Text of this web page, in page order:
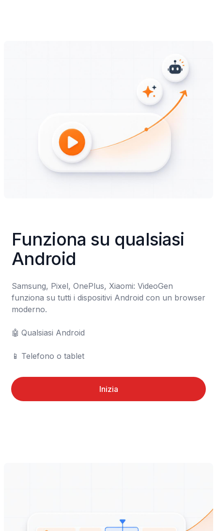
Funziona su qualsiasi
Android
Samsung, Pixel, OnePlus, Xiaomi: VideoGen
funziona su tutti i dispositivi Android con un browser
moderno.
🤖	Qualsiasi Android
📱	Telefono o tablet
Inizia